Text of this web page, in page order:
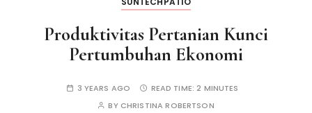
Produktivitas Pertanian Kunci
Pertumbuhan Ekonomi
3 YEARS AGO READ TIME:2 MINUTES
BY CHRISTINA ROBERTSON